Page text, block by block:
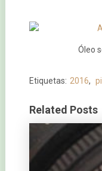
Óleo
Etiquetas: 2016,
Related Posts